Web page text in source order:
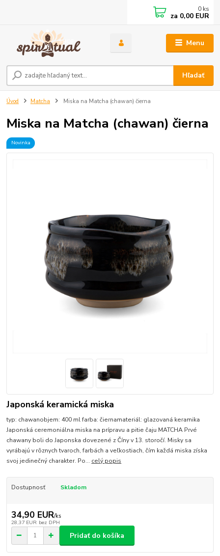
Menu
Hľadať
0 ks
za 0,00 EUR
Úvod Matcha Miska na Matcha (chawan) čierna
Miska na Matcha (chawan) čierna
Novinka
Japonská keramická miska
typ: chawanobjem: 400 ml farba: čiernamateriál: glazovaná keramika
Japonská ceremoniálna miska na prípravu a pitie čaju MATCHA Prvé
chawany boli do Japonska dovezené z Číny v 13. storočí. Misky sa
vyrábajú v rôznych tvaroch, farbách a veľkostiach, čím každá miska získa
svoj jedinečný charakter. Po... celý popis
Dostupnosť Skladom
34,90 EUR/ks
28,37 EUR bez DPH
Pridať do košíka